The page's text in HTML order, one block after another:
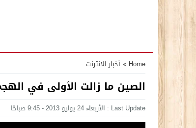
Home
» أخبار الانترنت
الصين ما زالت الأولى في
Last Update : الأربعاء 24 يوليو 2013 - 9:45 صباحًا